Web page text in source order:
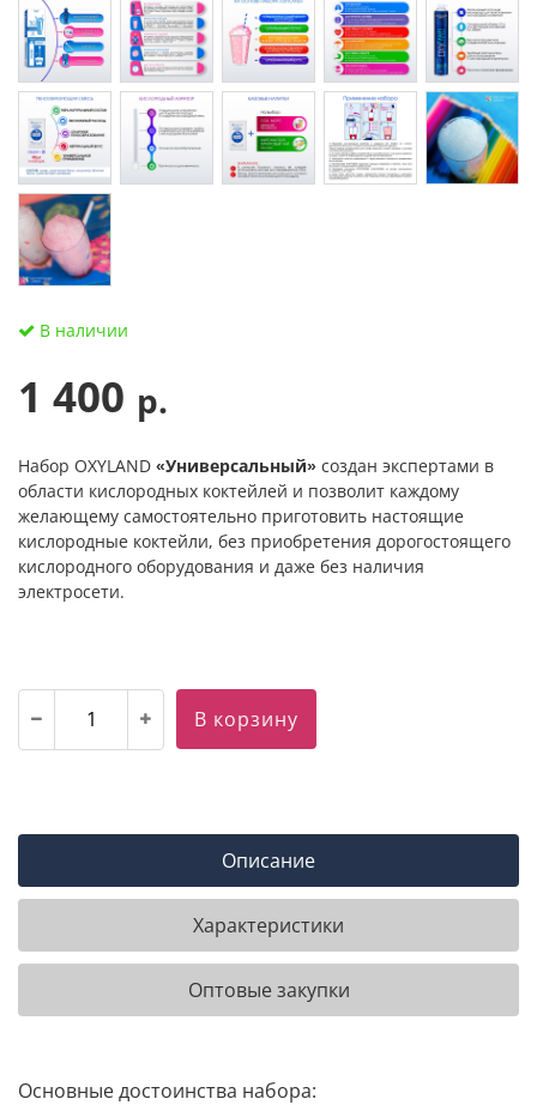
В наличии
1 400 р.
Набор OXYLAND «Универсальный» создан экспертами в
области кислородных коктейлей и позволит каждому
желающему самостоятельно приготовить настоящие
кислородные коктейли, без приобретения дорогостоящего
кислородного оборудования и даже без наличия
электросети.
В корзину
Описание
Характеристики
Оптовые закупки
Основные достоинства набора: